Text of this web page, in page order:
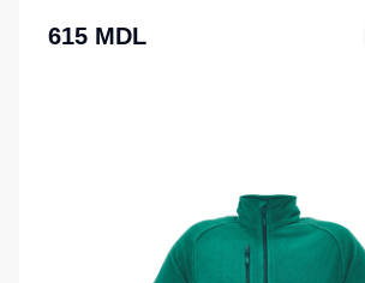
615 MDL